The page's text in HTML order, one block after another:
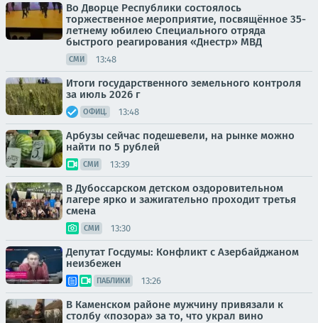
Во Дворце Республики состоялось
торжественное мероприятие, посвящённое 35-
летнему юбилею Специального отряда
быстрого реагирования «Днестр» МВД
СМИ 13:48
Итоги государственного земельного контроля
за июль 2026 г
ОФИЦ. 13:48
Арбузы сейчас подешевели, на рынке можно
найти по 5 рублей
СМИ 13:39
В Дубоссарском детском оздоровительном
лагере ярко и зажигательно проходит третья
смена
СМИ 13:30
Депутат Госдумы: Конфликт с Азербайджаном
неизбежен
ПАБЛИКИ 13:26
В Каменском районе мужчину привязали к
столбу «позора» за то, что украл вино